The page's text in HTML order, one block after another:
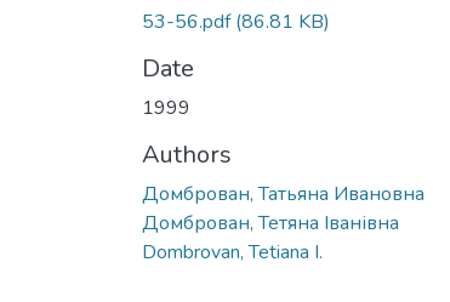
53-56.pdf(86.81 KB)
Date
1999
Authors
Домброван, Татьяна Ивановна
Домброван, Тетяна Іванівна
Dombrovan, Tetiana I.